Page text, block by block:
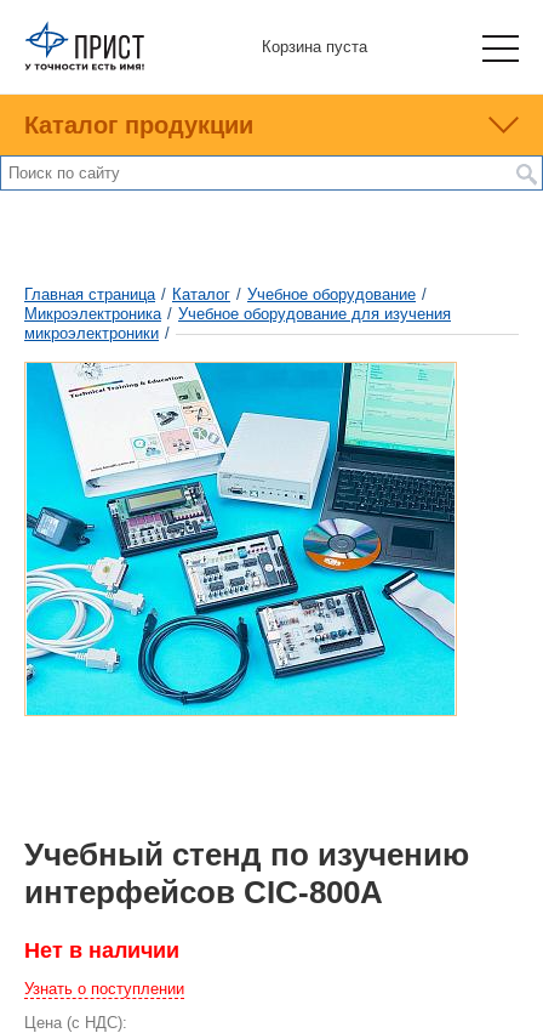
Корзина пуста
Каталог продукции
Главная страница / Каталог / Учебное оборудование /
Микроэлектроника / Учебное оборудование для изучения
микроэлектроники /
Учебный стенд по изучению
интерфейсов CIC-800A
Нет в наличии
Узнать о поступлении
Цена (с НДС):